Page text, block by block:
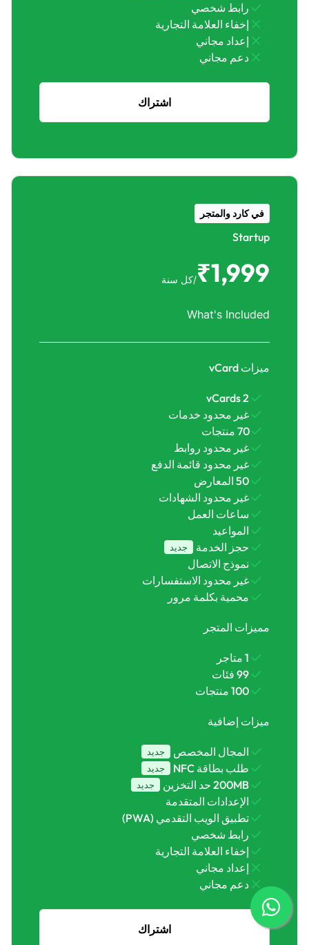
رابط شخصي
إخفاء العلامة التجارية
إعداد مجاني
دعم مجاني
اشتراك
في كارد والمتجر
Startup
₹1,999/كل سنة
What's Included
ميزات vCard
2 vCards
غير محدود خدمات
70 منتجات
غير محدود روابط
غير محدود قائمة الدفع
50 المعارض
غير محدود الشهادات
ساعات العمل
المواعيد
حجز الخدمة
جديد
نموذج الاتصال
غير محدود الاستفسارات
محمية بكلمة مرور
مميزات المتجر
1 متاجر
99 فئات
100 منتجات
ميزات إضافية
المجال المخصص جديد
طلب بطاقة NFC جديد
200MB حد التخزين جديد
الإعدادات المتقدمة
تطبيق الويب التقدمي (PWA)
رابط شخصي
إخفاء العلامة التجارية
إعداد مجاني
دعم مجاني
اشتراك